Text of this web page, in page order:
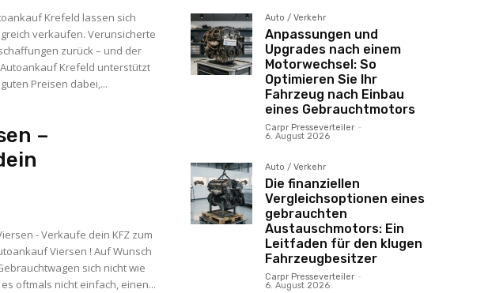
Krefeld lassen sich
verkaufen. Verunsicherte
zurück – und der
Preisen dabei,...
–
- Verkaufe dein KFZ zum
Viersen ! Auf Wunsch
oftmals nicht einfach, einen...
Auto / Verkehr
Anpassungen und
Upgrades nach einem
Motorwechsel: So
Optimieren Sie Ihr
Fahrzeug nach Einbau
eines Gebrauchtmotors
Carpr Presseverteiler -
6. August 2026
Auto / Verkehr
Die finanziellen
Vergleichsoptionen eines
gebrauchten
Austauschmotors: Ein
Leitfaden für den klugen
Fahrzeugbesitzer
Carpr Presseverteiler -
6. August 2026